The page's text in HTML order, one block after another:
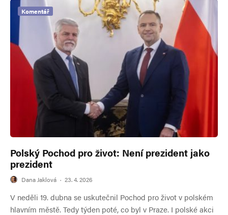
Komentář
Polský Pochod pro život: Není prezident jako
prezident
Dana Jaklová · 23. 4. 2026
V neděli 19. dubna se uskutečnil Pochod pro život v polském
hlavním městě. Tedy týden poté, co byl v Praze. I polské akci